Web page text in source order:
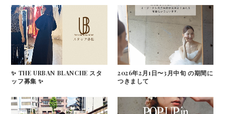
✨ THE URBAN BLANCHE スタ
ッフ募集 ✨
2026年2月1日〜3月中旬 の期間に
つきまして